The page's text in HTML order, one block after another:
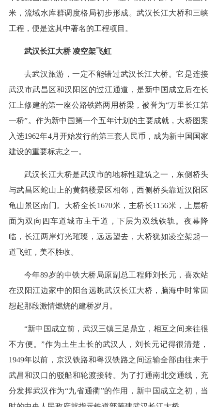
米，流域水库群调度格局初步形成。武汉长江大桥和三峡
工程，便是这其中著名的工程项目。
武汉长江大桥 凌空架飞虹
去武汉旅游，一定不能错过武汉长江大桥。它是连接
武汉市武昌区和汉阳区的过江通道，是新中国成立后在长
江上修建的第一座公路铁路两用桥梁，被誉为“万里长江第
一桥”。作为新中国第一个五年计划的主要成就，大桥图案
入选1962年4月开始发行的第三套人民币，成为新中国国家
建设的重要标志之一。
武汉长江大桥是武汉市的地标性建筑之一，东侧桥头
与武昌区蛇山上的黄鹤楼景区相邻，西侧桥头靠近汉阳区
龟山景区南门。大桥全长1670米，主桥长1156米，上层桥
面为双向四车道城市主干道，下层为双线铁轨。夜幕降
临，长江两岸灯光璀璨，远远望去，大桥犹如凌空架起一
道飞虹，美不胜收。
今年89岁的中铁大桥局原副总工程师刘长元，喜欢站
在汉阳江边家中的阳台远眺武汉长江大桥，脑海中时常回
想起那段激情燃烧的建桥岁月。
“新中国成立前，武汉三镇三足鼎立，相互之间来往很
不方便。”作为土生土长的武汉人，刘长元记得很清楚，
1949年以前，京汉铁路和粤汉铁路之间运输全部由往来于
武昌和汉口的驳船和轮渡接转。为了打通南北交通线，充
分发挥武汉作为“九省通衢”的作用，新中国成立之初，当